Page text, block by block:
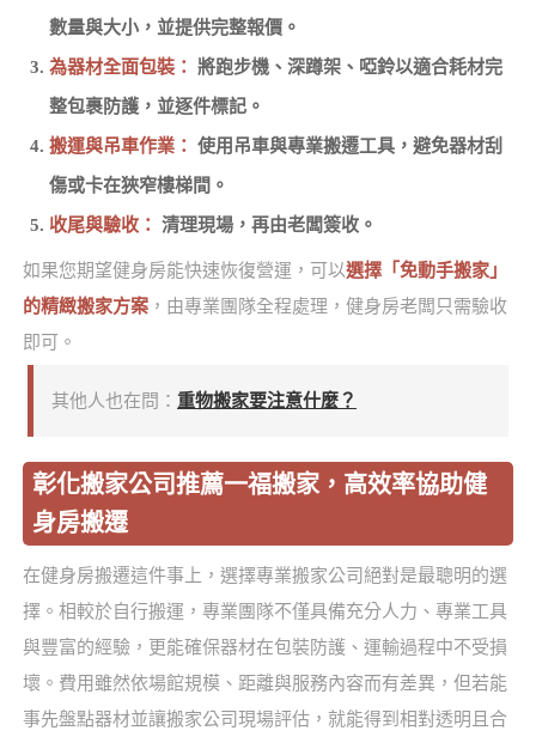
數量與大小，並提供完整報價。
為器材全面包裝： 將跑步機、深蹲架、啞鈴以適合耗材完
整包裹防護，並逐件標記。
搬運與吊車作業： 使用吊車與專業搬遷工具，避免器材刮
傷或卡在狹窄樓梯間。
收尾與驗收： 清理現場，再由老闆簽收。
如果您期望健身房能快速恢復營運，可以選擇「免動手搬家」
的精緻搬家方案，由專業團隊全程處理，健身房老闆只需驗收
即可。
其他人也在問：重物搬家要注意什麼？
彰化搬家公司推薦一福搬家，高效率協助健
身房搬遷
在健身房搬遷這件事上，選擇專業搬家公司絕對是最聰明的選
擇。相較於自行搬運，專業團隊不僅具備充分人力、專業工具
與豐富的經驗，更能確保器材在包裝防護、運輸過程中不受損
壞。費用雖然依場館規模、距離與服務內容而有差異，但若能
事先盤點器材並讓搬家公司現場評估，就能得到相對透明且合